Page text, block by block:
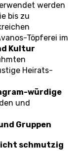
werden
Kultur
Heirats-
würdige
und
Gruppen
schmutzig